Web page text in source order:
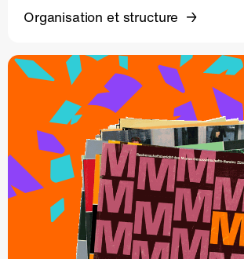
Organisation et structure